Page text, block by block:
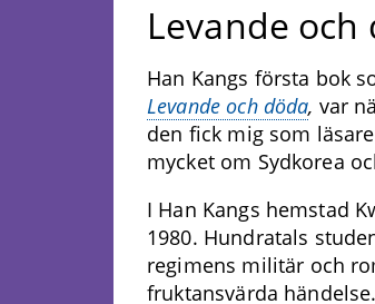
Levande och
Han Kangs första bok
Levande och döda, var
den fick mig som
mycket om Sydkorea
I Han Kangs hemstad
1980. Hundratals
regimens militär och
fruktansvärda